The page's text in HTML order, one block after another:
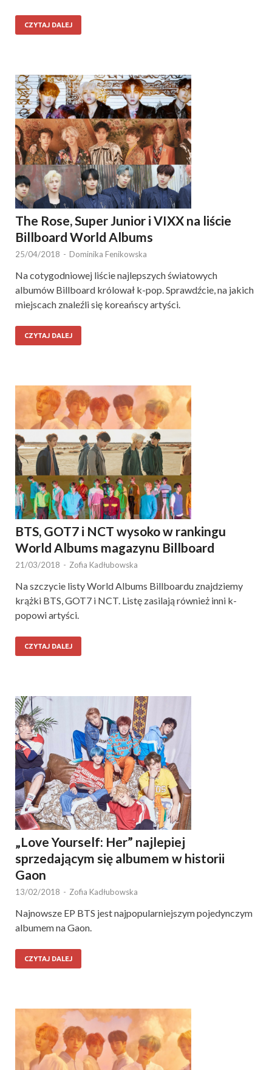
CZYTAJ DALEJ
The Rose, Super Junior i VIXX na liście
Billboard World Albums
25/04/2018 - Dominika Fenikowska
Na cotygodniowej liście najlepszych światowych
albumów Billboard królował k-pop. Sprawdźcie, na jakich
miejscach znaleźli się koreańscy artyści.
CZYTAJ DALEJ
BTS, GOT7 i NCT wysoko w rankingu
World Albums magazynu Billboard
21/03/2018 - Zofia Kadłubowska
Na szczycie listy World Albums Billboardu znajdziemy
krążki BTS, GOT7 i NCT. Listę zasilają również inni k-
popowi artyści.
CZYTAJ DALEJ
„Love Yourself: Her” najlepiej
sprzedającym się albumem w historii
Gaon
13/02/2018 - Zofia Kadłubowska
Najnowsze EP BTS jest najpopularniejszym pojedynczym
albumem na Gaon.
CZYTAJ DALEJ